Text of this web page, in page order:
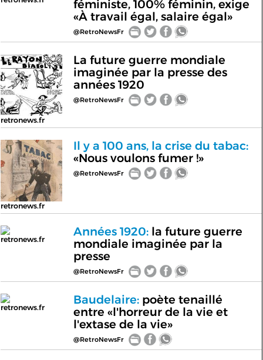
féministe, 100% féminin, exige
«À travail égal, salaire égal»
@RetroNewsFr
retronews.fr
La future guerre mondiale
imaginée par la presse des
années 1920
@RetroNewsFr
retronews.fr
Il y a 100 ans, la crise du tabac:
«Nous voulons fumer !»
@RetroNewsFr
retronews.fr
Années 1920:la future guerre
mondiale imaginée par la
presse
@RetroNewsFr
retronews.fr
Baudelaire:poète tenaillé
entre «l'horreur de la vie et
l'extase de la vie»
@RetroNewsFr